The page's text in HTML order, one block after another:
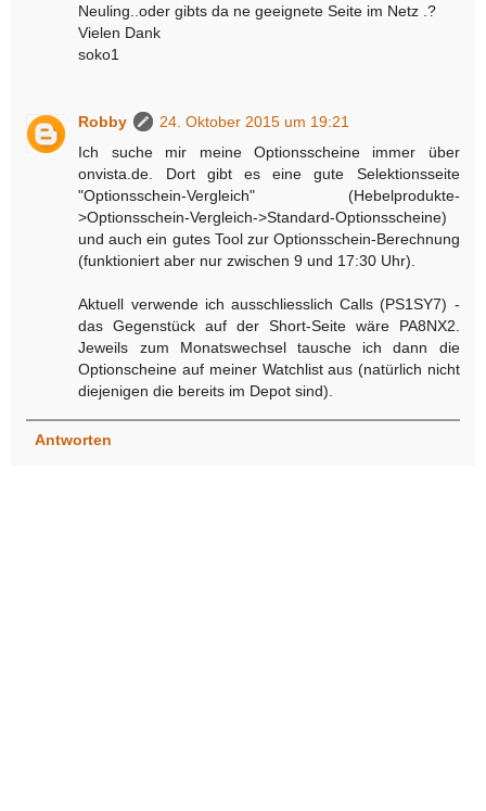
Neuling..oder gibts da ne geeignete Seite im Netz .?
Vielen Dank
soko1
Robby
24. Oktober 2015 um 19:21
Ich suche mir meine Optionsscheine immer über
onvista.de. Dort gibt es eine gute Selektionsseite
"Optionsschein-Vergleich" (Hebelprodukte-
>Optionsschein-Vergleich->Standard-Optionsscheine)
und auch ein gutes Tool zur Optionsschein-Berechnung
(funktioniert aber nur zwischen 9 und 17:30 Uhr).
Aktuell verwende ich ausschliesslich Calls (PS1SY7) -
das Gegenstück auf der Short-Seite wäre PA8NX2.
Jeweils zum Monatswechsel tausche ich dann die
Optionscheine auf meiner Watchlist aus (natürlich nicht
diejenigen die bereits im Depot sind).
Antworten